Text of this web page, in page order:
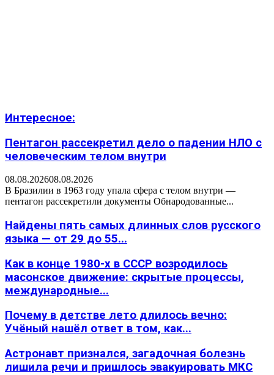
Интересное:
Пентагон рассекретил дело о падении НЛО с
человеческим телом внутри
08.08.202608.08.2026
В Бразилии в 1963 году упала сфера с телом внутри —
пентагон рассекретили документы Обнародованные...
Найдены пять самых длинных слов русского
языка — от 29 до 55...
Как в конце 1980-х в СССР возродилось
масонское движение: скрытые процессы,
международные...
Почему в детстве лето длилось вечно:
Учёный нашёл ответ в том, как...
Астронавт признался, загадочная болезнь
лишила речи и пришлось эвакуировать МКС